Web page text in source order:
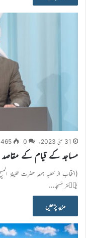
31 مئی 2023ء 0
465
مساجد کے قیام کے مقاصد
یَعۡمُرُ مَسٰجِدَ…
مزید پڑھیں